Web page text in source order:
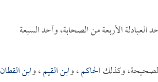
العبادلة الأربعة من الصحابة، وأحد السبعة
الصحيحة، وكذلكالحاكم، وابن القيم، وابن القطان